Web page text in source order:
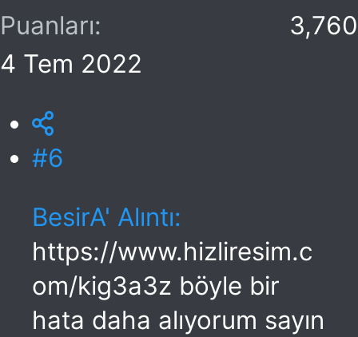
Puanları
3,760
4 Tem 2022
#6
BesirA' Alıntı:
https://www.hizliresim.c
om/kig3a3z böyle bir
hata daha alıyorum sayın